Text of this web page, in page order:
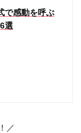
で感動を呼ぶ
選
／